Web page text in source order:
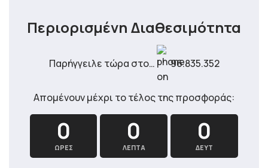
Περιορισμένη Διαθεσιμότητα
Παρήγγειλε τώρα στο… 96.835.352
Απομένουν μέχρι το τέλος της προσφοράς:
0
ΏΡΕΣ
0
ΛΕΠΤΆ
0
ΔΕΥΤ